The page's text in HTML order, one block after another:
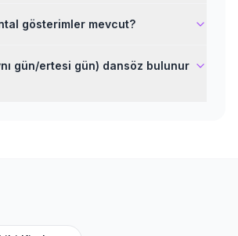
gösterimler mevcut?
gün/ertesi gün) dansöz bulunur